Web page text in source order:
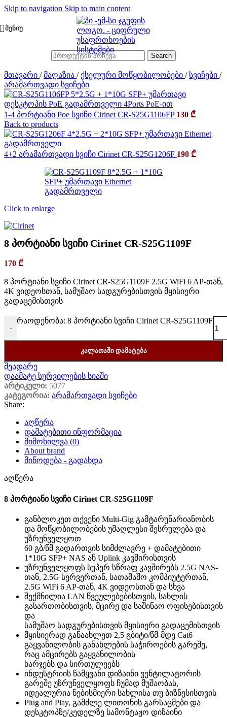
Skip to navigation Skip to main content
ᲛᲔᲜᲘᲣ
Search
მთავარი / მაღაზია / ქსელური მოწყობილობები / სვიჩები /
არამართვადი სვიჩები
1-4 პორტიანი Poe სვიჩი Cirinet CR-S25G1106FP 130 ₾
Back to products
4+2 არამართვადი სვიჩი Cirinet CR-S25G1206F 190 ₾
Click to enlarge
8 პორტიანი სვიჩი Cirinet CR-S25G1109F
170 ₾
8 პორტიანი სვიჩი Cirinet CR-S25G1109F 2.5G WiFi 6 AP-თან,
4K ვიდეოსთან, სამუშაო სადგურებისთვის მყისიერი
გადაცემისთვის
-
რაოდენობა: 8 პორტიანი სვიჩი Cirinet CR-S25G1109F
ᲙᲐᲚᲐᲗᲐᲨᲘ ᲓᲐᲛᲐᲢᲔᲑᲐ
შეადარე
დაამატე სურვილების სიაში
არტიკული: 5077
კატეგორია: არამართვადი სვიჩები
Share:
აღწერა
დამატებითი ინფორმაცია
მიმოხილვა (0)
About brand
მიწოდება - გადახდა
აღწერა
8 პორტიანი სვიჩი Cirinet CR-S25G1109F
განბლოკეთ თქვენი Multi-Gig გამტარუნარიანობის
და მოწყობილობების უმაღლესი შესრულება და
უზრუნველყოთ
60 გბ/წმ გადართვის სიმძლავრე + დამატებითი
1*10G SFP+ NAS ან Uplink კავშირისთვის
უზრუნველყოფს სუპერ სწრაფ კავშირებს 2.5G NAS-
თან, 2.5G სერვერთან, სათამაშო კომპიუტერთან,
2.5G WiFi 6 AP-თან, 4K ვიდეოსთან და სხვა
შექმნილია LAN წვეულებებისთვის, სახლის
გასართობისთვის, მცირე და საშინაო ოფისებისთვის
და
სამუშაო სადგურებისთვის მყისიერი გადაცემისთვის
მყისიერად განაახლეთ 2,5 გბიტი/წმ-მდე Cat6
გაყვანილობის განახლების საჭიროების გარეშე,
რაც ამცირებს გაყვანილობის
ხარჯებს და სირთულეებს
ინდუსტრიის წამყვანი დიზაინი ვენტილატორის
გარეშე უზრუნველყოფს ჩუმად მუშაობას,
იდეალურია ნებისმიერი სახლისა თუ ბიზნესისთვის
Plug and Play, გამძლე ლითონის გარსაცმები და
დესკტოპზე/კედელზე სამონტაჟო დიზაინი